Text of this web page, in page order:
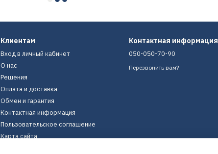
Клиентам
Вход в личный кабинет
О нас
Решения
Оплата и доставка
Обмен и гарантия
Контактная информация
Пользовательское соглашение
Карта сайта
Контактная информация
050-050-70-90
Перезвонить вам?